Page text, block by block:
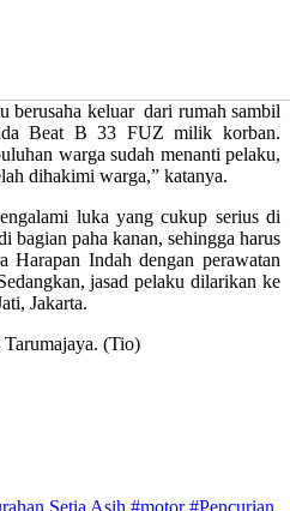
berusaha keluar dari rumah sambil
Beat B 33 FUZ milik korban.
warga sudah menanti pelaku,
dihakimi warga,” katanya.
luka yang cukup serius di
bagian paha kanan, sehingga harus
Indah dengan perawatan
jasad pelaku dilarikan ke
Jakarta.
(Tio)